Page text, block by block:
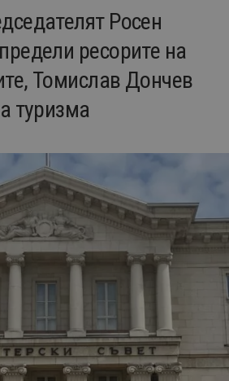
Росен
ресорите на
Томислав Дончев
туризма